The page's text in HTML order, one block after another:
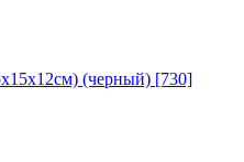
(черный) [730]